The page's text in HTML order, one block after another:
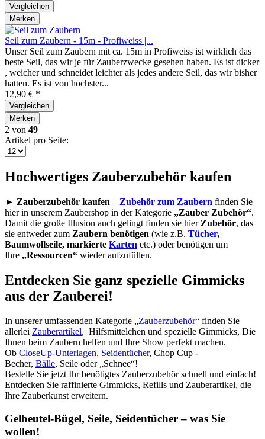
Vergleichen
Merken
Seil zum Zaubern - 15m - Profiweiss |...
Unser Seil zum Zaubern mit ca. 15m in Profiweiss ist wirklich das
beste Seil, das wir je für Zauberzwecke gesehen haben. Es ist dicker
, weicher und schneidet leichter als jedes andere Seil, das wir bisher
hatten. Es ist von höchster...
12,90 € *
Vergleichen
Merken
2 von 49
Artikel pro Seite:
Hochwertiges Zauberzubehör kaufen
► Zauberzubehör kaufen – Zubehör zum Zaubern finden Sie
hier in unserem Zaubershop in der Kategorie „Zauber Zubehör“.
Damit die große Illusion auch gelingt finden sie hier Zubehör, das
sie entweder zum Zaubern benötigen (wie z.B. Tücher,
Baumwollseile, markierte Karten etc.) oder benötigen um
Ihre „Ressourcen“ wieder aufzufüllen.
Entdecken Sie ganz spezielle Gimmicks
aus der Zauberei!
In unserer umfassenden Kategorie „Zauberzubehör“ finden Sie
allerlei Zauberartikel, Hilfsmittelchen und spezielle Gimmicks, Die
Ihnen beim Zaubern helfen und Ihre Show perfekt machen.
Ob CloseUp-Unterlagen, Seidentücher, Chop Cup -
Becher, Bälle, Seile oder „Schnee“!
Bestelle Sie jetzt Ihr benötigtes Zauberzubehör schnell und einfach!
Entdecken Sie raffinierte Gimmicks, Refills und Zauberartikel, die
Ihre Zauberkunst erweitern.
Gelbeutel-Bügel, Seile, Seidentücher – was Sie
wollen!